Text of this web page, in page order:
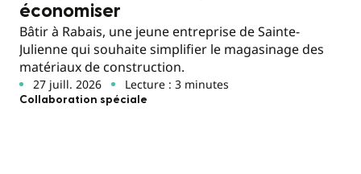
économiser
Bâtir à Rabais, une jeune entreprise de Sainte-
Julienne qui souhaite simplifier le magasinage des
matériaux de construction.
27 juill. 2026 Lecture : 3 minutes
Collaboration spéciale